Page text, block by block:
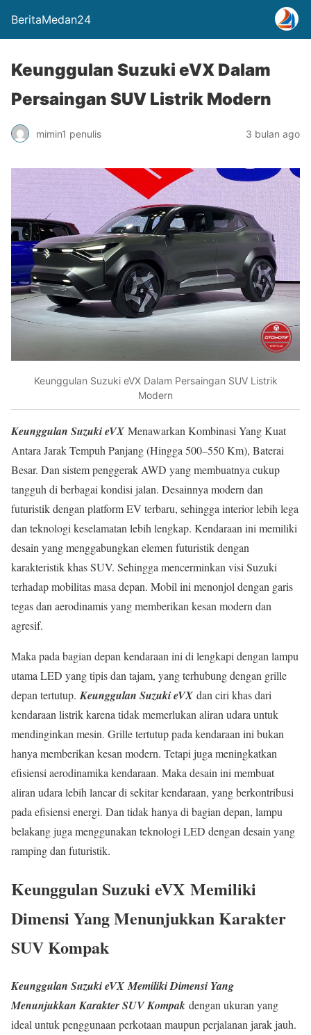
BeritaMedan24
Keunggulan Suzuki eVX Dalam
Persaingan SUV Listrik Modern
mimin1 penulis 3 bulan ago
Keunggulan Suzuki eVX Dalam Persaingan SUV Listrik
Modern
Keunggulan Suzuki eVX Menawarkan Kombinasi Yang Kuat
Antara Jarak Tempuh Panjang (Hingga 500–550 Km), Baterai
Besar. Dan sistem penggerak AWD yang membuatnya cukup
tangguh di berbagai kondisi jalan. Desainnya modern dan
futuristik dengan platform EV terbaru, sehingga interior lebih lega
dan teknologi keselamatan lebih lengkap. Kendaraan ini memiliki
desain yang menggabungkan elemen futuristik dengan
karakteristik khas SUV. Sehingga mencerminkan visi Suzuki
terhadap mobilitas masa depan. Mobil ini menonjol dengan garis
tegas dan aerodinamis yang memberikan kesan modern dan
agresif.
Maka pada bagian depan kendaraan ini di lengkapi dengan lampu
utama LED yang tipis dan tajam, yang terhubung dengan grille
depan tertutup. Keunggulan Suzuki eVX dan ciri khas dari
kendaraan listrik karena tidak memerlukan aliran udara untuk
mendinginkan mesin. Grille tertutup pada kendaraan ini bukan
hanya memberikan kesan modern. Tetapi juga meningkatkan
efisiensi aerodinamika kendaraan. Maka desain ini membuat
aliran udara lebih lancar di sekitar kendaraan, yang berkontribusi
pada efisiensi energi. Dan tidak hanya di bagian depan, lampu
belakang juga menggunakan teknologi LED dengan desain yang
ramping dan futuristik.
Keunggulan Suzuki eVX Memiliki
Dimensi Yang Menunjukkan Karakter
SUV Kompak
Keunggulan Suzuki eVX Memiliki Dimensi Yang
Menunjukkan Karakter SUV Kompak dengan ukuran yang
ideal untuk penggunaan perkotaan maupun perjalanan jarak jauh.